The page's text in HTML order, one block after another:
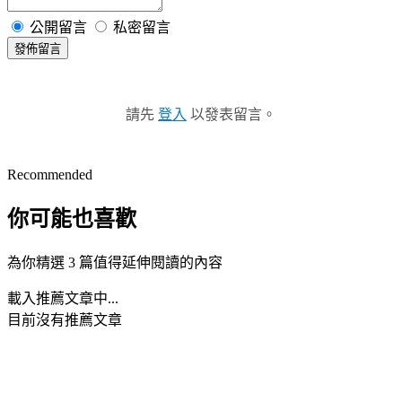
公開留言 私密留言
發佈留言
請先 登入 以發表留言。
Recommended
你可能也喜歡
為你精選 3 篇值得延伸閱讀的內容
載入推薦文章中...
目前沒有推薦文章